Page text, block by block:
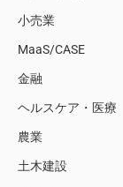
小売業
MaaS/CASE
金融
ヘルスケア・医療
農業
土木建設